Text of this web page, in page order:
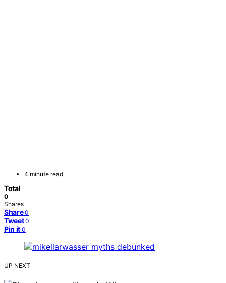
4 minute read
Total
0
Shares
Share 0
Tweet 0
Pin it 0
UP NEXT